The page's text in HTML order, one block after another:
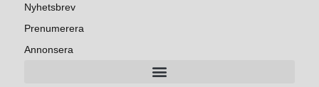
Nyhetsbrev
Prenumerera
Annonsera